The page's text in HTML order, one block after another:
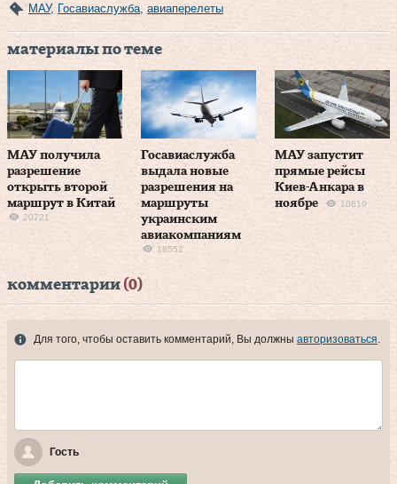
МАУ, Госавиаслужба авиаперелеты
материалы по теме
МАУ получила
разрешение
открыть второй
маршрут в Китай
20721
Госавиаслужба
выдала новые
разрешения на
маршруты
украинским
авиакомпаниям
18552
МАУ запустит
прямые рейсы
Киев-Анкара в
ноябре
10619
комментарии (0)
Для того, чтобы оставить комментарий, Вы должны авторизоваться.
Гость